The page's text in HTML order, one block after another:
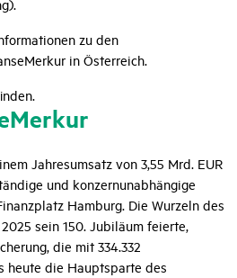
zu den
in Österreich.
Jahresumsatz von 3,55 Mrd. EUR
und konzernunabhängige
Hamburg. Die Wurzeln des
sein 150. Jubiläum feierte,
die mit 334.332
heute die Hauptsparte des